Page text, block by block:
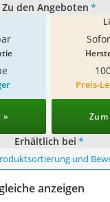
Zu den Angeboten *
»
Preis-
Erhältlich bei *
und
anzeigen